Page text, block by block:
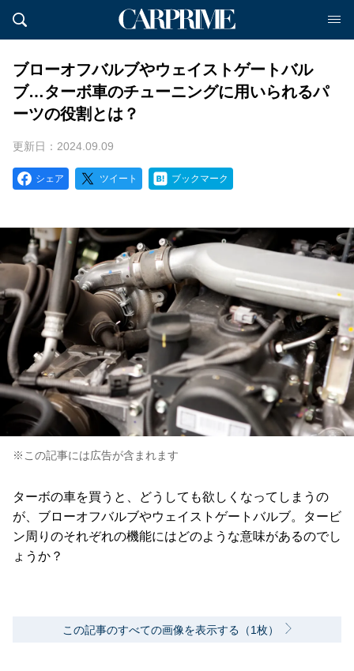
ブローオフバルブやウェイストゲートバル
ブ…ターボ車のチューニングに用いられるパ
ーツの役割とは？
更新日：2024.09.09
シェア ツイート ブックマーク
※この記事には広告が含まれます
ターボの車を買うと、どうしても欲しくなってしまうの
が、ブローオフバルブやウェイストゲートバルブ。タービ
ン周りのそれぞれの機能にはどのような意味があるのでし
ょうか？
この記事のすべての画像を表示する（1枚）